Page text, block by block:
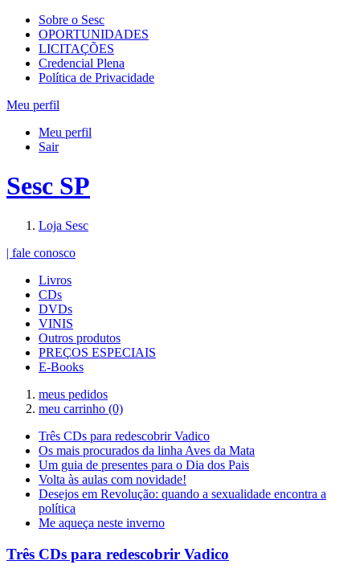
Sobre o Sesc
OPORTUNIDADES
LICITAÇÕES
Credencial Plena
Política de Privacidade
Meu perfil
Meu perfil
Sair
Sesc SP
Loja Sesc
| fale conosco
Livros
CDs
DVDs
VINIS
Outros produtos
PREÇOS ESPECIAIS
E-Books
meus pedidos
meu carrinho (0)
Três CDs para redescobrir Vadico
Os mais procurados da linha Aves da Mata
Um guia de presentes para o Dia dos Pais
Volta às aulas com novidade!
Desejos em Revolução: quando a sexualidade encontra a
política
Me aqueça neste inverno
Três CDs para redescobrir Vadico